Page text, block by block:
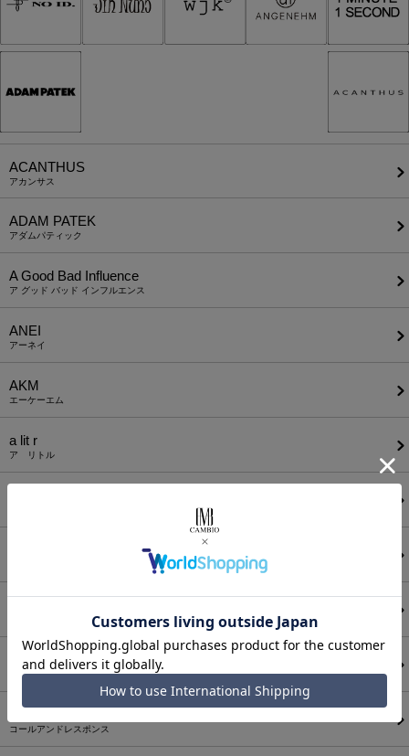
ACANTHUS
アカンサス
ADAM PATEK
アダムパティック
A Good Bad Influence
ア グッド バッド インフルエンス
ANEI
アーネイ
AKM
エーケーエム
a lit r
ア リトル
BODYSONG.
ボディソング
コールアンドレスポンス